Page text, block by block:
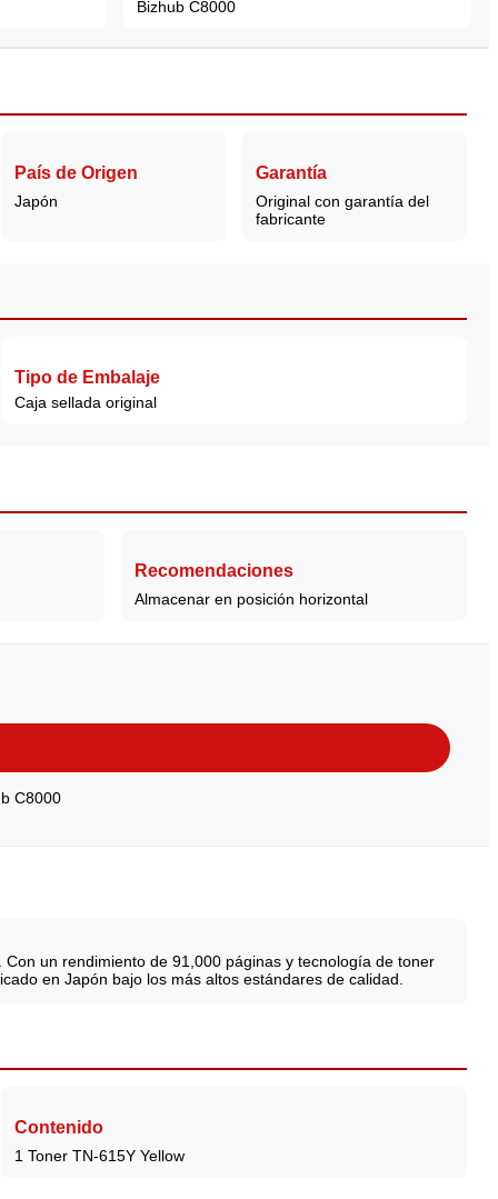
Bizhub C8000
País de Origen
Japón
Garantía
Original con garantía del
fabricante
Tipo de Embalaje
Caja sellada original
Recomendaciones
Almacenar en posición horizontal
C8000
un rendimiento de 91,000 páginas y tecnología de toner
en Japón bajo los más altos estándares de calidad.
Contenido
1 Toner TN-615Y Yellow